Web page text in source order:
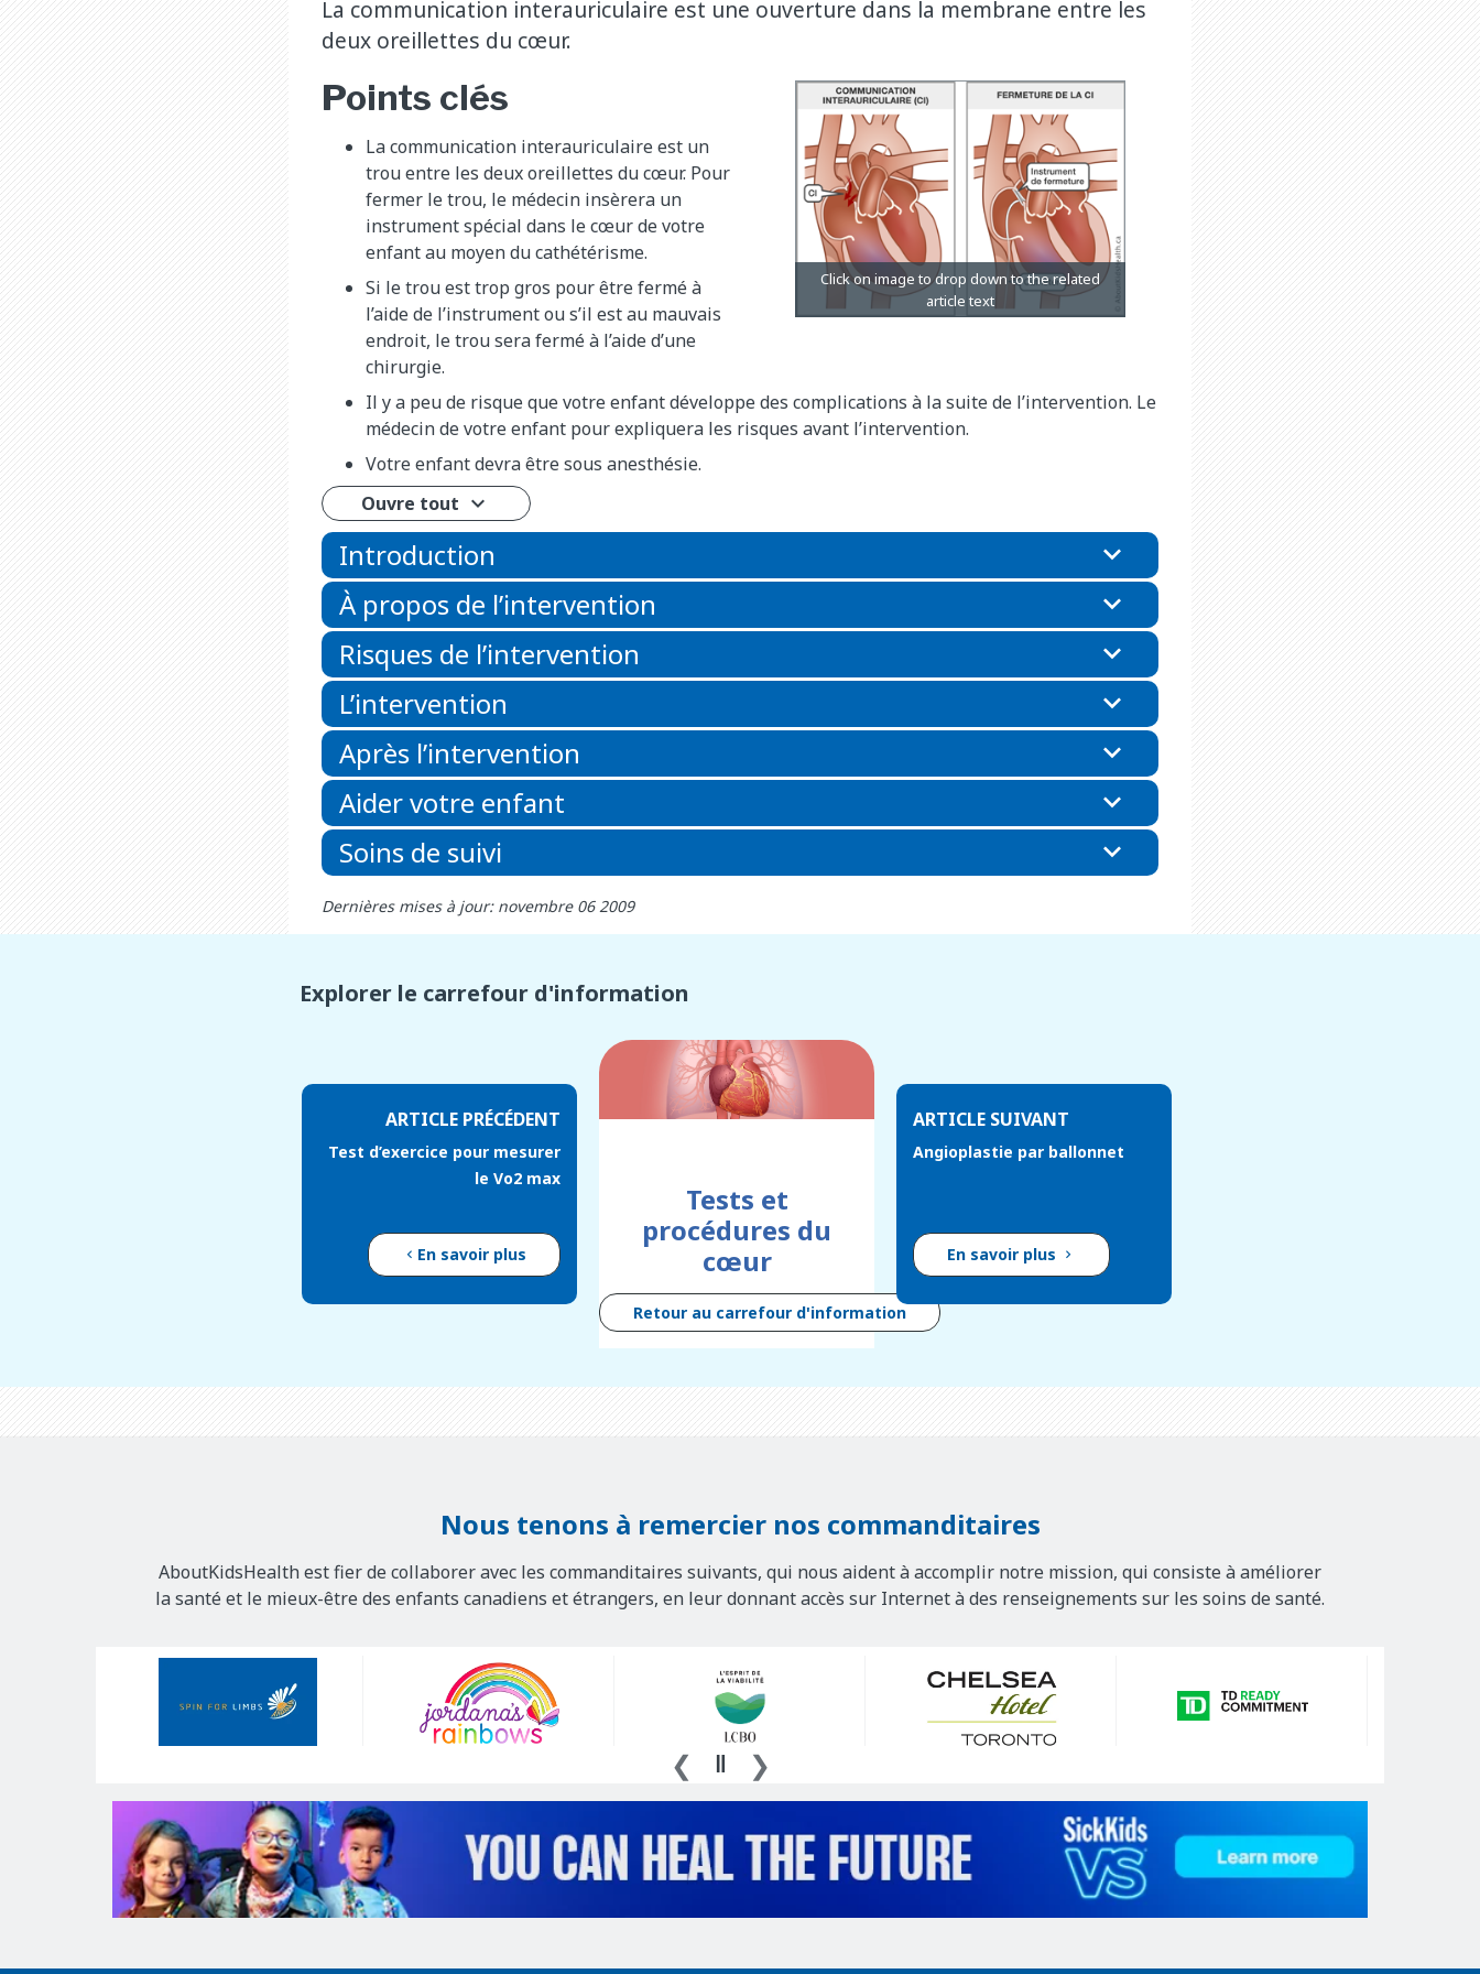
La communication interauriculaire est une ouverture dans la membrane entre les
deux oreillettes du cœur.
Points clés
La communication interauriculaire est un
trou entre les deux oreillettes du cœur. Pour
fermer le trou, le médecin insèrera un
instrument spécial dans le cœur de votre
enfant au moyen du cathétérisme.
Si le trou est trop gros pour être fermé à
l’aide de l’instrument ou s’il est au mauvais
endroit, le trou sera fermé à l’aide d’une
chirurgie.
Il y a peu de risque que votre enfant développe des complications à la suite de l’intervention. Le
médecin de votre enfant pour expliquera les risques avant l’intervention.
Votre enfant devra être sous anesthésie.
Ouvre tout
Introduction
À propos de l’intervention
Risques de l’intervention
L’intervention
Après l’intervention
Aider votre enfant
Soins de suivi
Dernières mises à jour: novembre 06 2009
Explorer le carrefour d'information
ARTICLE PRÉCÉDENT
Test d’exercice pour mesurer
le Vo2 max
En savoir plus
Tests et
procédures du
cœur
Retour au carrefour d'information
ARTICLE SUIVANT
Angioplastie par ballonnet
En savoir plus
Nous tenons à remercier nos commanditaires
AboutKidsHealth est fier de collaborer avec les commanditaires suivants, qui nous aident à accomplir notre mission, qui consiste à améliorer
la santé et le mieux-être des enfants canadiens et étrangers, en leur donnant accès sur Internet à des renseignements sur les soins de santé.